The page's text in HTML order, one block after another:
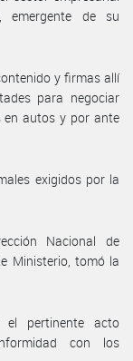
emergente de su
y firmas allí
para negociar
en autos y por ante
exigidos por la
Nacional de
Ministerio, tomó la
el pertinente acto
con los